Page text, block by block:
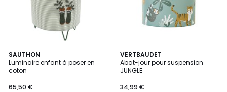
SAUTHON
Luminaire enfant à poser en
coton
65,50 €
VERTBAUDET
Abat-jour pour suspension
JUNGLE
34,99 €